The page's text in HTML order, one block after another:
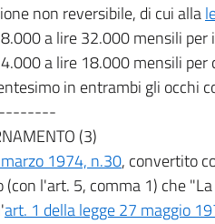
non reversibile, di cui alla
a lire 32.000 mensili per
a lire 18.000 mensili per
in entrambi gli occhi
(3)
1974, n.30, convertito
(con l'art. 5, comma 1) che
art. 1 della legge 27 maggio